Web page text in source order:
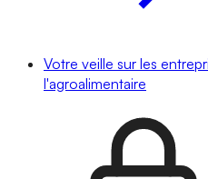
Votre veille sur les
l'agroalimentaire